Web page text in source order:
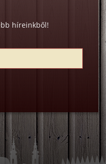
híreinkből!